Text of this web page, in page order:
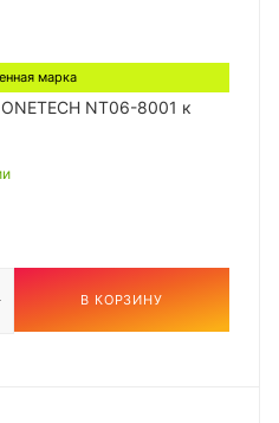
марка
NT06-8001 к
В КОРЗИНУ